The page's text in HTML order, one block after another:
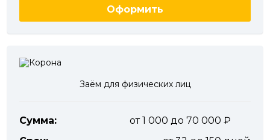
Оформить
Заём для физических лиц
Сумма:
от 1 000 до 70 000